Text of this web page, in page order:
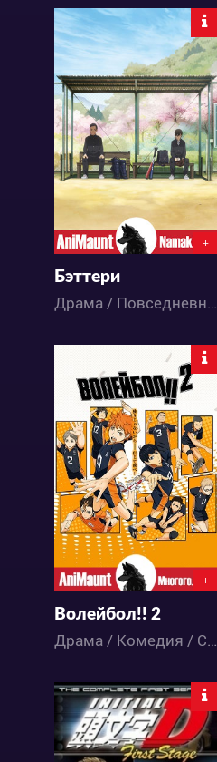
12081
4 4
+
Бэттери
Драма / Повседневность / Спорт / Аниме
43093
10 170
+
Волейбол!! 2
Драма / Комедия / Спорт / Сёнэн / Школа / Аниме